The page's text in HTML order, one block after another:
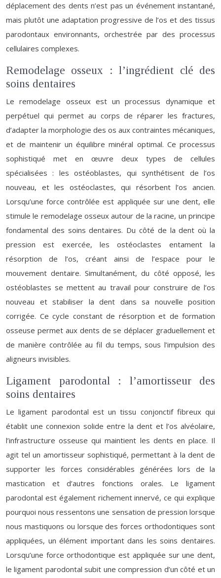
déplacement des dents n’est pas un événement instantané,
mais plutôt une adaptation progressive de l’os et des tissus
parodontaux environnants, orchestrée par des processus
cellulaires complexes.
Remodelage osseux : l’ingrédient clé des
soins dentaires
Le remodelage osseux est un processus dynamique et
perpétuel qui permet au corps de réparer les fractures,
d’adapter la morphologie des os aux contraintes mécaniques,
et de maintenir un équilibre minéral optimal. Ce processus
sophistiqué met en œuvre deux types de cellules
spécialisées : les ostéoblastes, qui synthétisent de l’os
nouveau, et les ostéoclastes, qui résorbent l’os ancien.
Lorsqu’une force contrôlée est appliquée sur une dent, elle
stimule le remodelage osseux autour de la racine, un principe
fondamental des soins dentaires. Du côté de la dent où la
pression est exercée, les ostéoclastes entament la
résorption de l’os, créant ainsi de l’espace pour le
mouvement dentaire. Simultanément, du côté opposé, les
ostéoblastes se mettent au travail pour construire de l’os
nouveau et stabiliser la dent dans sa nouvelle position
corrigée. Ce cycle constant de résorption et de formation
osseuse permet aux dents de se déplacer graduellement et
de manière contrôlée au fil du temps, sous l’impulsion des
aligneurs invisibles.
Ligament parodontal : l’amortisseur des
soins dentaires
Le ligament parodontal est un tissu conjonctif fibreux qui
établit une connexion solide entre la dent et l’os alvéolaire,
l’infrastructure osseuse qui maintient les dents en place. Il
agit tel un amortisseur sophistiqué, permettant à la dent de
supporter les forces considérables générées lors de la
mastication et d’autres fonctions orales. Le ligament
parodontal est également richement innervé, ce qui explique
pourquoi nous ressentons une sensation de pression lorsque
nous mastiquons ou lorsque des forces orthodontiques sont
appliquées, un élément important dans les soins dentaires.
Lorsqu’une force orthodontique est appliquée sur une dent,
le ligament parodontal subit une compression d’un côté et un